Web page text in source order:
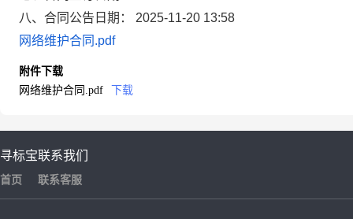
八、合同公告日期： 2025-11-20 13:58
网络维护合同.pdf
附件下载
网络维护合同.pdf
下载
寻标宝
首页
联系我们
联系客服